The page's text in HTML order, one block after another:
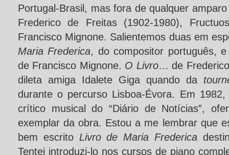
Portugal-Brasil, mas fora de qualquer
Frederico de Freitas (1902-1980),
Francisco Mignone. Salientemos duas em
Maria Frederica, do compositor português,
de Francisco Mignone. O Livro… de
dileta amiga Idalete Giga quando da
durante o percurso Lisboa-Évora. Em 1982,
crítico musical do “Diário de Notícias”,
exemplar da obra. Estou a me lembrar que
bem escrito Livro de Maria Frederica
Tentei introduzi-lo nos cursos de piano